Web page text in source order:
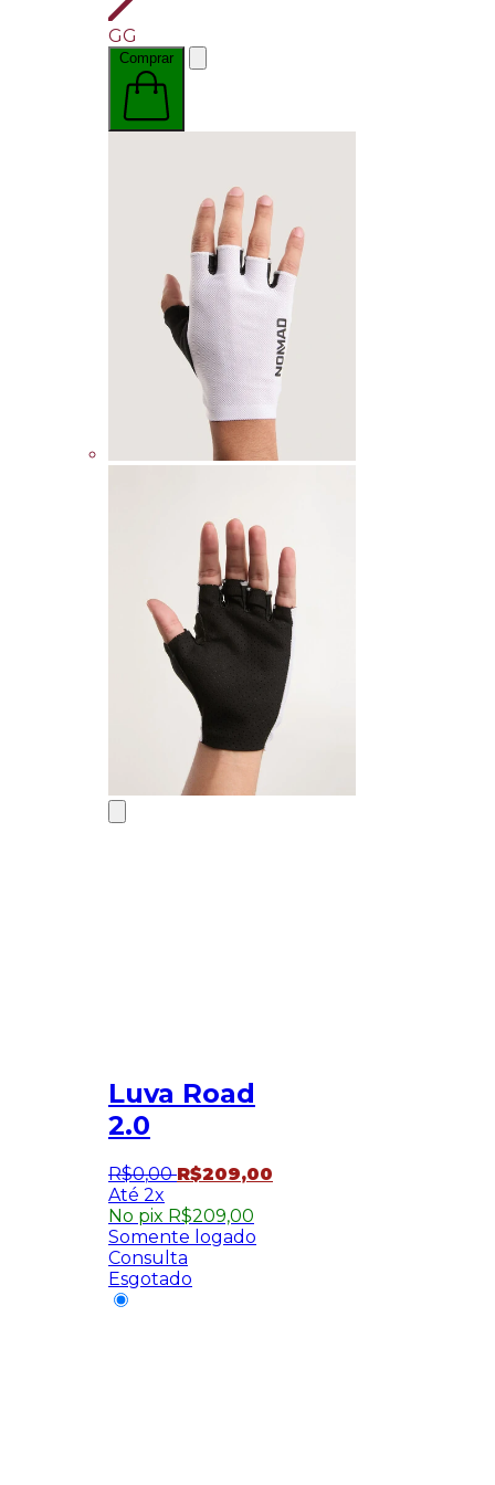
GG
Comprar
Luva Road
2.0
R$0,00 R$209,00
2x
No pix R$209,00
Somente logado
Consulta
Esgotado